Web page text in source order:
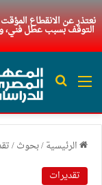
نعتذر عن الانقطاع
التوقف بسبب عطل فني،
القائمة بحث عن
الرئيسية/بحوث/
تقديرات